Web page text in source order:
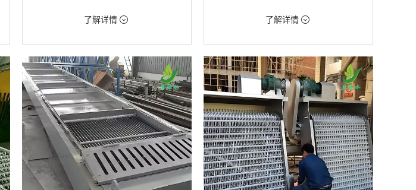
价格：1.28万/台了解详情
价格：2888元/台了解详情